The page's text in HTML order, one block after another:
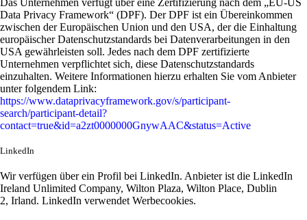
Das Unternehmen verfügt über eine Zertifizierung nach dem „EU-US
Data Privacy Framework“ (DPF). Der DPF ist ein Übereinkommen
zwischen der Europäischen Union und den USA, der die Einhaltung
europäischer Datenschutzstandards bei Datenverarbeitungen in den
USA gewährleisten soll. Jedes nach dem DPF zertifizierte
Unternehmen verpflichtet sich, diese Datenschutzstandards
einzuhalten. Weitere Informationen hierzu erhalten Sie vom Anbieter
unter folgendem Link:
https://www.dataprivacyframework.gov/s/participant-
search/participant-detail?
contact=true&id=a2zt0000000GnywAAC&status=Active
LinkedIn
Wir verfügen über ein Profil bei LinkedIn. Anbieter ist die LinkedIn
Ireland Unlimited Company, Wilton Plaza, Wilton Place, Dublin
2, Irland. LinkedIn verwendet Werbecookies.